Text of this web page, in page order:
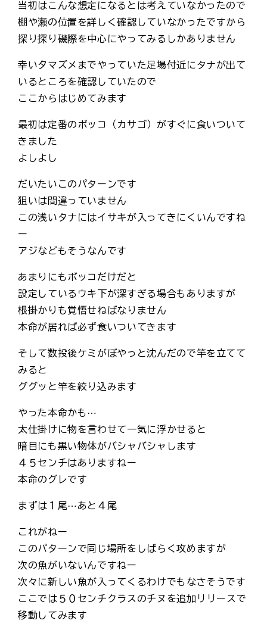
当初はこんな想定になるとは考えていなかったので
棚や瀬の位置を詳しく確認していなかったですから
探り探り磯際を中心にやってみるしかありません
幸い夕マズメまでやっていた足場付近にタナが出て
いるところを確認していたので
ここからはじめてみます
最初は定番のボッコ（カサゴ）がすぐに食いついて
きました
よしよし
だいたいこのパターンです
狙いは間違っていません
この浅いタナにはイサキが入ってきにくいんですね
ー
アジなどもそうなんです
あまりにもボッコだけだと
設定しているウキ下が深すぎる場合もありますが
根掛かりも覚悟せねばなりません
本命が居れば必ず食いついてきます
そして数投後ケミがぼやっと沈んだので竿を立てて
みると
ググッと竿を絞り込みます
やった本命かも⋯
太仕掛けに物を言わせて一気に浮かせると
暗目にも黒い物体がバシャバシャします
４５センチはありますねー
本命のグレです
まずは１尾⋯あと４尾
これがねー
このパターンで同じ場所をしばらく攻めますが
次の魚がいないんですねー
次々に新しい魚が入ってくるわけでもなさそうです
ここでは５０センチクラスのチヌを追加→リリースで
移動してみます